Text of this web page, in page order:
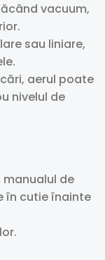
vacuum,
sau liniare,
aerul poate
nivelul de
de
în cutie înainte